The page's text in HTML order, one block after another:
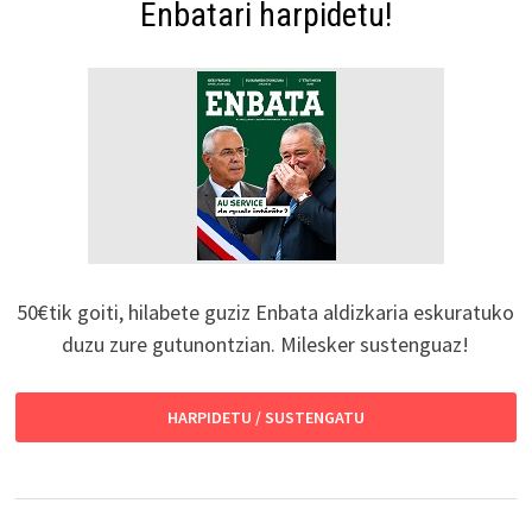
Enbatari harpidetu!
50€tik goiti, hilabete guziz Enbata aldizkaria eskuratuko
duzu zure gutunontzian. Milesker sustenguaz!
HARPIDETU / SUSTENGATU